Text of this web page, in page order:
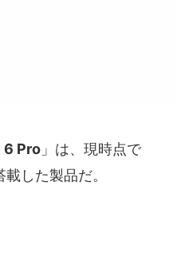
6 Pro 」は、現時点で
した製品だ。